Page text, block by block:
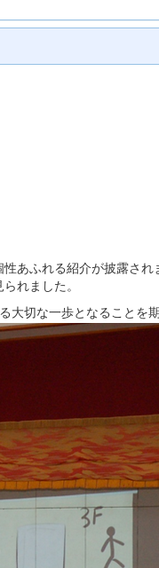
あふれる紹介が披露さ
れました。
切な一歩となることを期